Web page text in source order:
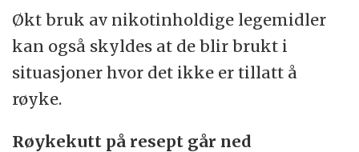
Økt bruk av nikotinholdige legemidler
kan også skyldes at de blir brukt i
situasjoner hvor det ikke er tillatt å
røyke.
Røykekutt på resept går ned